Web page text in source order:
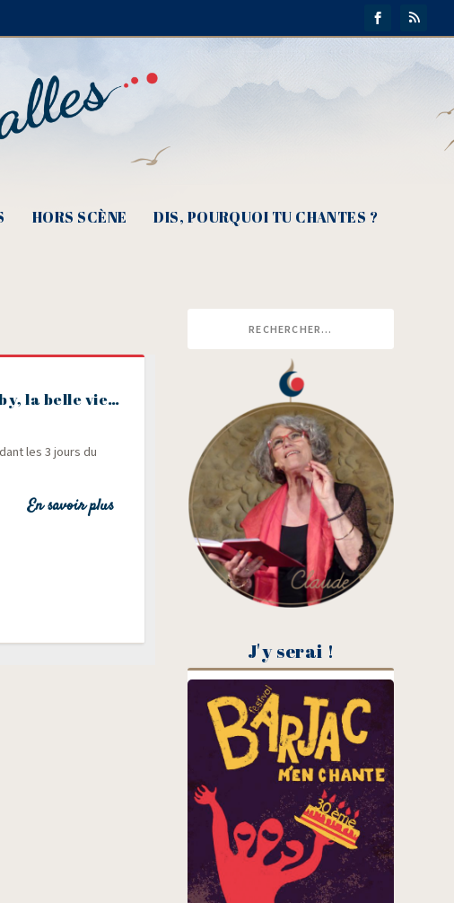
HORS SCÈNE DIS, POURQUOI TU CHANTES ?
la belle vie…
les 3 jours du
En savoir plus
J'y serai !